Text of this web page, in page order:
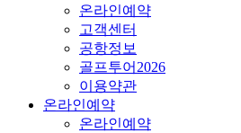
온라인예약
고객센터
공항정보
골프투어2026
이용약관
온라인예약
온라인예약